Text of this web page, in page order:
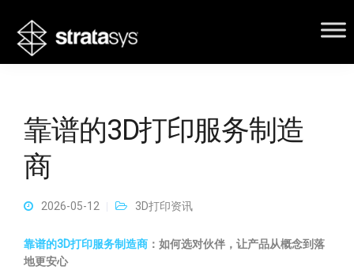
靠谱的3D打印服务制造
商
2026-05-12 3D打印资讯
靠谱的3D打印服务制造商 ：如何选对伙伴，让产品从概念到落
地更安心